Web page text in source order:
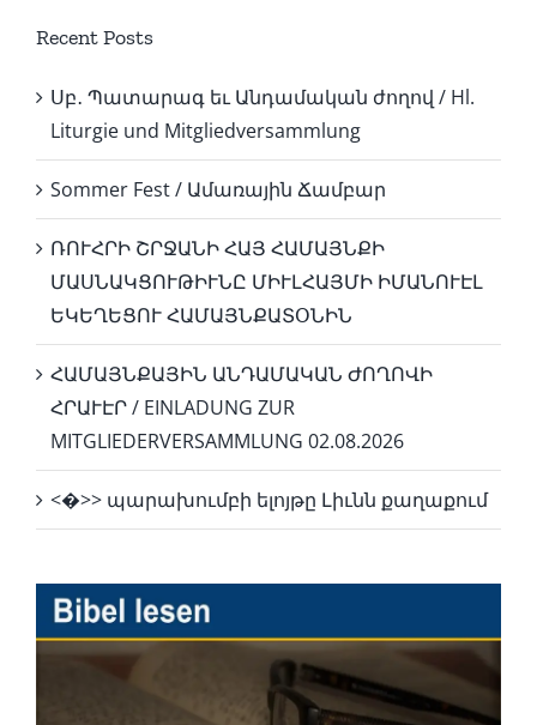
Recent Posts
Սբ․ Պատարագ եւ Անդամական ժողով / Hl.
Liturgie und Mitgliedversammlung
Sommer Fest / Ամառային Ճամբար
ՌՈՒՀՐԻ ՇՐՋԱՆԻ ՀԱՅ ՀԱՄԱՅՆՔԻ
ՄԱՍՆԱԿՑՈՒԹԻՒՆԸ ՄԻՒԼՀԱՅՄԻ ԻՄԱՆՈՒԷԼ
ԵԿԵՂԵՑՈՒ ՀԱՄԱՅՆՔԱՏՕՆԻՆ
ՀԱՄԱՅՆՔԱՅԻՆ ԱՆԴԱՄԱԿԱՆ ԺՈՂՈՎԻ
ՀՐԱՒԷՐ / EINLADUNG ZUR
MITGLIEDERVERSAMMLUNG 02.08.2026
<�>> պարախումբի ելոյթը Լիւնն քաղաքում